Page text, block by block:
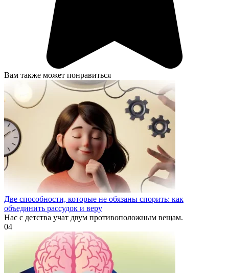
Вам также может понравиться
Две способности, которые не обязаны спорить: как
объединить рассудок и веру
Нас с детства учат двум противоположным вещам.
04